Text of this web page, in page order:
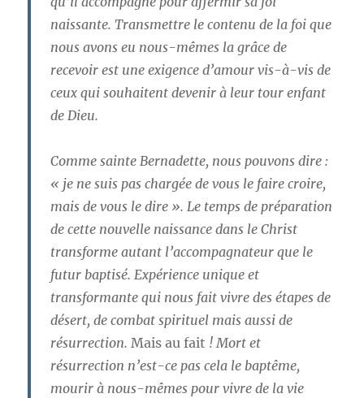
naissante. Transmettre le contenu de la foi que
nous avons eu nous-mêmes la grâce de
recevoir est une exigence d’amour vis-à-vis de
ceux qui souhaitent devenir à leur tour enfant
de Dieu.
Comme sainte Bernadette, nous pouvons dire :
« je ne suis pas chargée de vous le faire croire,
mais de vous le dire ». Le temps de préparation
de cette nouvelle naissance dans le Christ
transforme autant l’accompagnateur que le
futur baptisé. Expérience unique et
transformante qui nous fait vivre des étapes de
désert, de combat spirituel mais aussi de
résurrection.Mais au fait ! Mort et
résurrection n’est-ce pas cela le baptême,
mourir à nous-mêmes pour vivre de la vie